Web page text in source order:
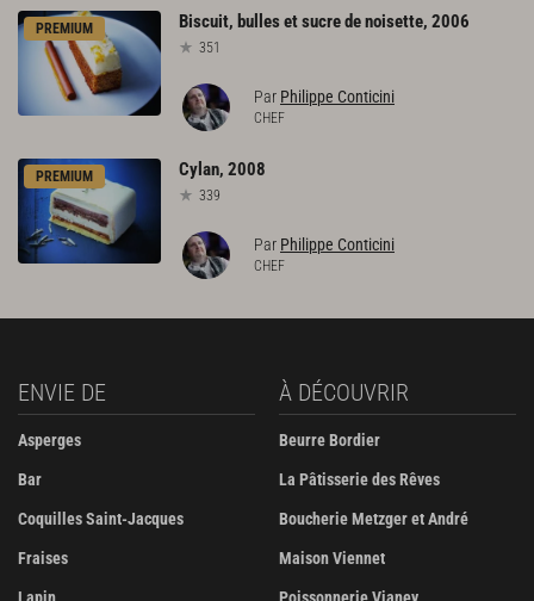
PREMIUM Biscuit, bullesetsucredenoisette, 2006
351
Par Philippe Conticini
CHEF
PREMIUM Cylan, 2008
339
Par Philippe Conticini
CHEF
ENVIE DE
Asperges
Bar
Coquilles Saint-Jacques
Fraises
À DÉCOUVRIR
Beurre Bordier
La Pâtisserie des Rêves
Boucherie Metzger et André
Maison Viennet